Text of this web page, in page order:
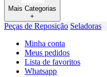
Mais Categorias
+
Peças de Reposição Seladoras
Minha conta
Meus pedidos
Lista de favoritos
Whatsapp